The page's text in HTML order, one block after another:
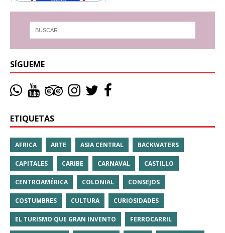
SÍGUEME
ETIQUETAS
AFRICA ARTE ASIA CENTRAL BACKWATERS
CAPITALES CARIBE CARNAVAL CASTILLO
CENTROAMÉRICA COLONIAL CONSEJOS
COSTUMBRES CULTURA CURIOSIDADES
EL TURISMO QUE GRAN INVENTO FERROCARRIL